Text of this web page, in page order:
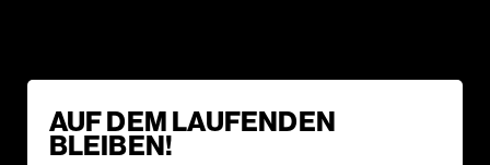
AUF DEM LAUFENDEN
BLEIBEN!